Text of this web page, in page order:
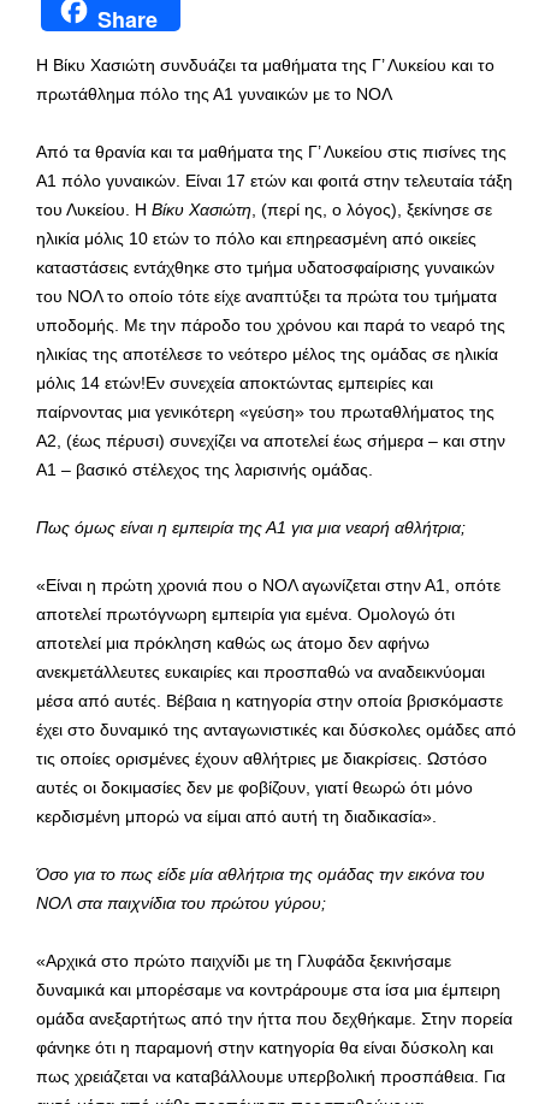
Share
Η Βίκυ Χασιώτη συνδυάζει τα μαθήματα της Γ’ Λυκείου και το
πρωτάθλημα πόλο της Α1 γυναικών με το ΝΟΛ
Από τα θρανία και τα μαθήματα της Γ’ Λυκείου στις πισίνες της
Α1 πόλο γυναικών. Είναι 17 ετών και φοιτά στην τελευταία τάξη
του Λυκείου. Η Βίκυ Χασιώτη , (περί ης, ο λόγος), ξεκίνησε σε
ηλικία μόλις 10 ετών το πόλο και επηρεασμένη από οικείες
καταστάσεις εντάχθηκε στο τμήμα υδατοσφαίρισης γυναικών
του ΝΟΛ το οποίο τότε είχε αναπτύξει τα πρώτα του τμήματα
υποδομής. Με την πάροδο του χρόνου και παρά το νεαρό της
ηλικίας της αποτέλεσε το νεότερο μέλος της ομάδας σε ηλικία
μόλις 14 ετών!Εν συνεχεία αποκτώντας εμπειρίες και
παίρνοντας μια γενικότερη «γεύση» του πρωταθλήματος της
Α2, (έως πέρυσι) συνεχίζει να αποτελεί έως σήμερα – και στην
Α1 – βασικό στέλεχος της λαρισινής ομάδας.
Πως όμως είναι η εμπειρία της Α1 για μια νεαρή αθλήτρια;
«Είναι η πρώτη χρονιά που ο ΝΟΛ αγωνίζεται στην Α1, οπότε
αποτελεί πρωτόγνωρη εμπειρία για εμένα. Ομολογώ ότι
αποτελεί μια πρόκληση καθώς ως άτομο δεν αφήνω
ανεκμετάλλευτες ευκαιρίες και προσπαθώ να αναδεικνύομαι
μέσα από αυτές. Βέβαια η κατηγορία στην οποία βρισκόμαστε
έχει στο δυναμικό της ανταγωνιστικές και δύσκολες ομάδες από
τις οποίες ορισμένες έχουν αθλήτριες με διακρίσεις. Ωστόσο
αυτές οι δοκιμασίες δεν με φοβίζουν, γιατί θεωρώ ότι μόνο
κερδισμένη μπορώ να είμαι από αυτή τη διαδικασία».
Όσο για το πως είδε μία αθλήτρια της ομάδας την εικόνα του
ΝΟΛ στα παιχνίδια του πρώτου γύρου;
«Αρχικά στο πρώτο παιχνίδι με τη Γλυφάδα ξεκινήσαμε
δυναμικά και μπορέσαμε να κοντράρουμε στα ίσα μια έμπειρη
ομάδα ανεξαρτήτως από την ήττα που δεχθήκαμε. Στην πορεία
φάνηκε ότι η παραμονή στην κατηγορία θα είναι δύσκολη και
πως χρειάζεται να καταβάλλουμε υπερβολική προσπάθεια. Για